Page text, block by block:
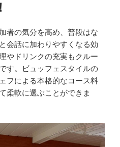
者の気分を高め、普段はな
会話に加わりやすくなる効
やドリンクの充実もクルー
す。ビュッフェスタイルの
フによる本格的なコース料
柔軟に選ぶことができま